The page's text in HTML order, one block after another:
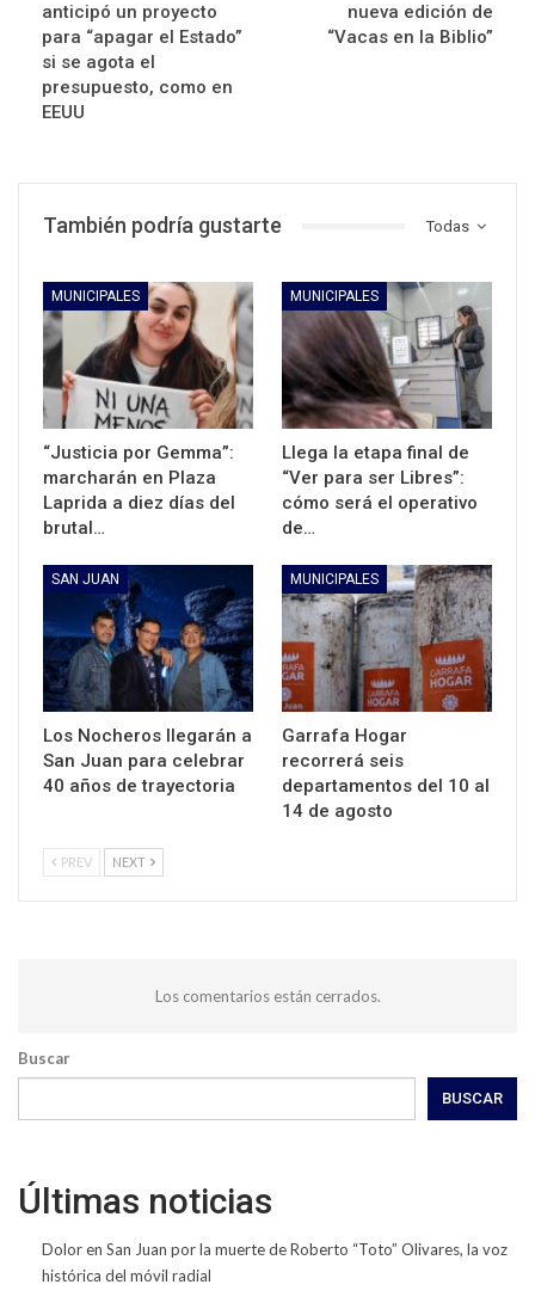
anticipó un proyecto
para “apagar el Estado”
si se agota el
presupuesto, como en
EEUU
nueva edición de
“Vacas en la Biblio”
Todas
También podría gustarte
MUNICIPALES
“Justicia por Gemma”:
marcharán en Plaza
Laprida a diez días del
brutal…
MUNICIPALES
Llega la etapa final de
“Ver para ser Libres”:
cómo será el operativo
de…
SAN JUAN
Los Nocheros llegarán a
San Juan para celebrar
40 años de trayectoria
MUNICIPALES
Garrafa Hogar
recorrerá seis
departamentos del 10 al
14 de agosto
PREV NEXT
Los comentarios están cerrados.
Buscar
BUSCAR
Últimas noticias
Dolor en San Juan por la muerte de Roberto “Toto” Olivares, la voz
histórica del móvil radial